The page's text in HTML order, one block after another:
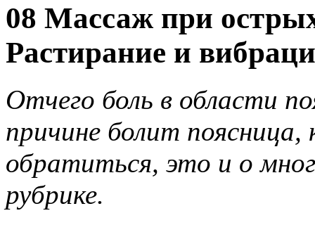
08 Массаж при
Растирание и
Отчего боль в области
причине болит поясница,
обратиться, это и о
рубрике.